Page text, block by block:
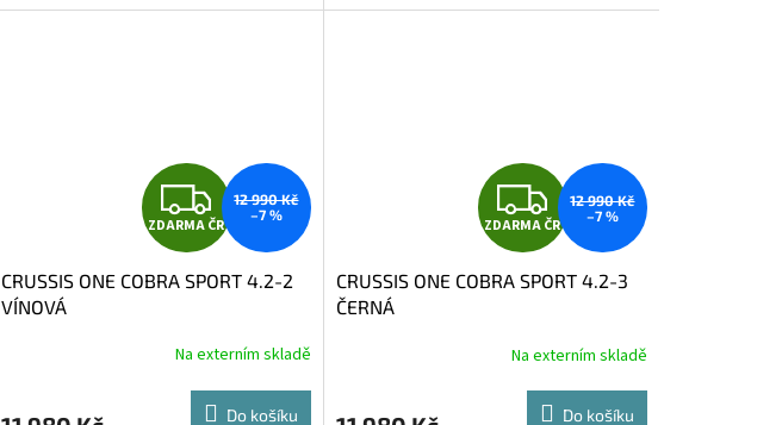
Z
D
A
R
M
ZDARMA ČR
12 990 Kč
–7 %
CRUSSIS ONE COBRA SPORT 4.2-2
VÍNOVÁ
Na externím skladě
Do košíku
Z
D
A
R
M
ZDARMA ČR
12 990 Kč
–7 %
CRUSSIS ONE COBRA SPORT 4.2-3
ČERNÁ
Na externím skladě
Do košíku